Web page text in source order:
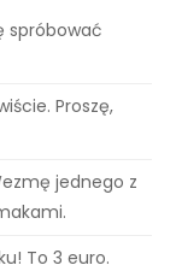
spróbować
Proszę,
jednego z
To 3 euro.